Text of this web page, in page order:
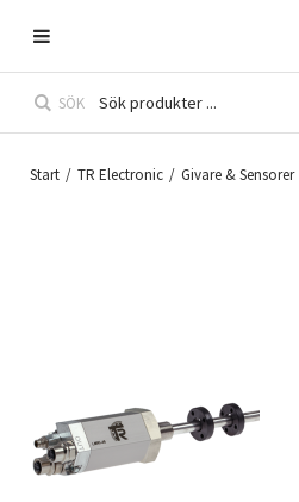
SÖK
Start / TR Electronic / Givare & Sensorer